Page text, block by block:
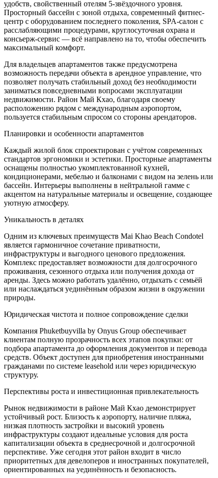
удобств, свойственный отелям 5-звёздочного уровня.
Просторный бассейн с зоной отдыха, современный фитнес-
центр с оборудованием последнего поколения, SPA-салон с
расслабляющими процедурами, круглосуточная охрана и
консьерж-сервис — всё направлено на то, чтобы обеспечить
максимальный комфорт.
Для владельцев апартаментов также предусмотрена
возможность передачи объекта в арендное управление, что
позволяет получать стабильный доход без необходимости
заниматься повседневными вопросами эксплуатации
недвижимости. Район Май Кхао, благодаря своему
расположению рядом с международным аэропортом,
пользуется стабильным спросом со стороны арендаторов.
Планировки и особенности апартаментов
Каждый жилой блок спроектирован с учётом современных
стандартов эргономики и эстетики. Просторные апартаменты
оснащены полностью укомплектованной кухней,
кондиционерами, мебелью и балконами с видом на зелень или
бассейн. Интерьеры выполнены в нейтральной гамме с
акцентом на натуральные материалы и освещение, создающее
уютную атмосферу.
Уникальность в деталях
Одним из ключевых преимуществ Mai Khao Beach Condotel
является гармоничное сочетание приватности,
инфраструктуры и выгодного ценового предложения.
Комплекс предоставляет возможности для долгосрочного
проживания, сезонного отдыха или получения дохода от
аренды. Здесь можно работать удалённо, отдыхать с семьёй
или наслаждаться уединённым образом жизни в окружении
природы.
Юридическая чистота и полное сопровождение сделки
Компания Phuketbuyvilla by Onyus Group обеспечивает
клиентам полную прозрачность всех этапов покупки: от
подбора апартамента до оформления документов и перевода
средств. Объект доступен для приобретения иностранными
гражданами по системе leasehold или через юридическую
структуру.
Перспективы роста и инвестиционная привлекательность
Рынок недвижимости в районе Май Кхао демонстрирует
устойчивый рост. Близость к аэропорту, наличие пляжа,
низкая плотность застройки и высокий уровень
инфраструктуры создают идеальные условия для роста
капитализации объекта в среднесрочной и долгосрочной
перспективе. Уже сегодня этот район входит в число
приоритетных для девелоперов и иностранных покупателей,
ориентированных на уединённость и безопасность.